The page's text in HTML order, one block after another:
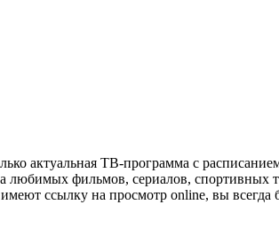
актуальная ТВ-программа с
фильмов, сериалов, спортивных
ссылку на просмотр online, вы всегда